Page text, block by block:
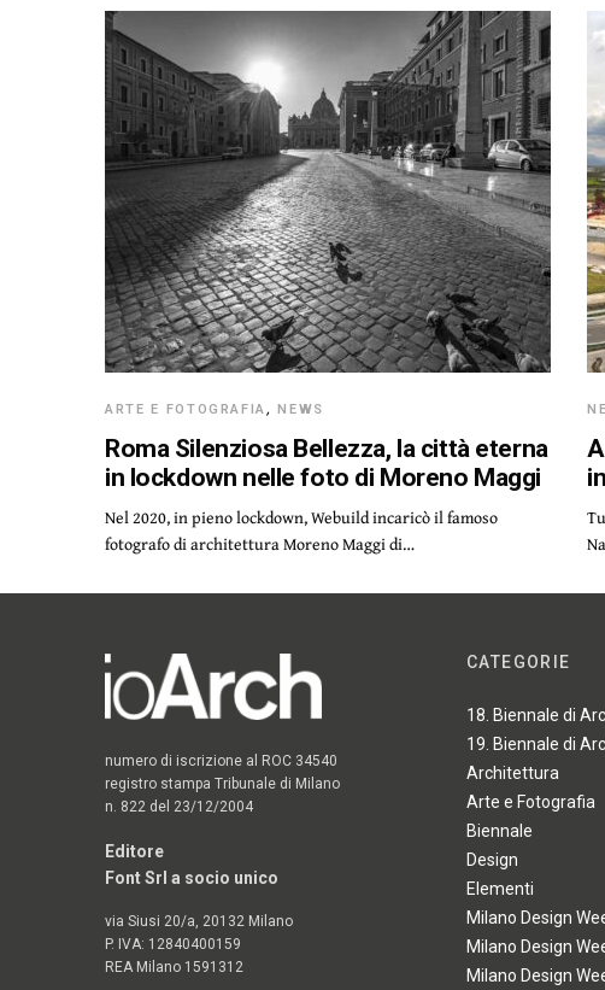
ARTE E FOTOGRAFIA,NEWS
Roma Silenziosa Bellezza, la città eterna
in lockdown nelle foto di Moreno Maggi
Nel 2020, in pieno lockdown, Webuild incaricò il famoso
fotografo di architettura Moreno Maggi di…
numero di iscrizione al ROC 34540
registro stampa Tribunale di Milano
n. 822 del 23/12/2004
Editore
Font Srl a socio unico
via Siusi 20/a, 20132 Milano
P. IVA: 12840400159
REA Milano 1591312
CATEGORIE
18. Biennale di
19. Biennale di
Architettura
Arte e Fotografia
Biennale
Design
Elementi
Milano Design
Milano Design
Milano Design